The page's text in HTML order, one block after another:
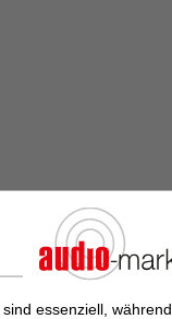
essenziell, während